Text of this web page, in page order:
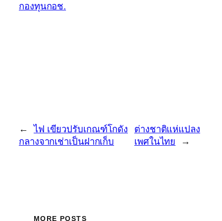
กองทุนกอช.
←
ไฟ เขียวปรับเกณฑ์โกดัง
กลางจากเช่าเป็นฝากเก็บ
ต่างชาติแห่แปลง
เพศในไทย
→
MORE POSTS